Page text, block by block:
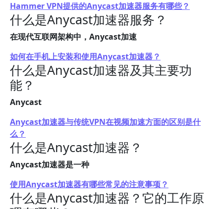
Hammer VPN提供的Anycast加速器服务有哪些？
什么是Anycast加速器服务？
在现代互联网架构中，Anycast加速
如何在手机上安装和使用Anycast加速器？
什么是Anycast加速器及其主要功
能？
Anycast
Anycast加速器与传统VPN在视频加速方面的区别是什
么？
什么是Anycast加速器？
Anycast加速器是一种
使用Anycast加速器有哪些常见的注意事项？
什么是Anycast加速器？它的工作原